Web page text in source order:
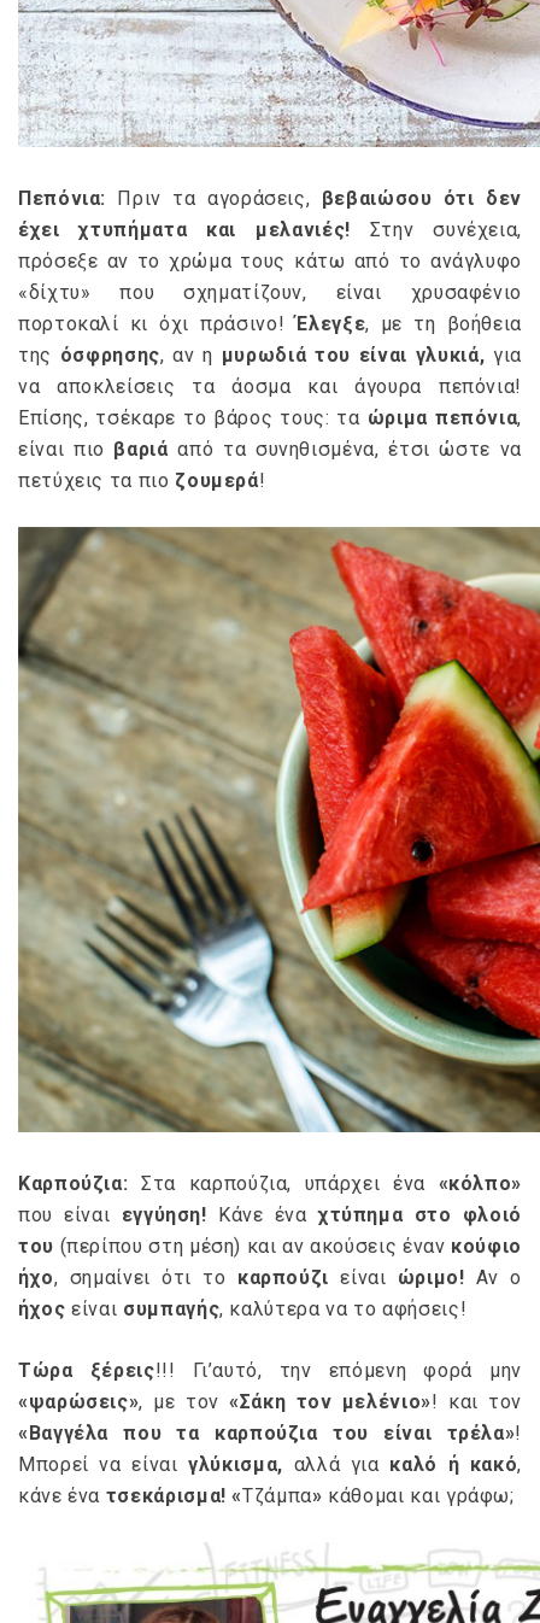
Πεπόνια: Πριν τα αγοράσεις, βεβαιώσου ότι δεν
έχει χτυπήματα και μελανιές! Στην συνέχεια,
πρόσεξε αν το χρώμα τους κάτω από το ανάγλυφο
«δίχτυ» που σχηματίζουν, είναι χρυσαφένιο
πορτοκαλί κι όχι πράσινο!Έλεγξε, με τη βοήθεια
της όσφρησης, αν η μυρωδιά του είναι γλυκιά, για
να αποκλείσεις τα άοσμα και άγουρα πεπόνια!
Επίσης, τσέκαρε το βάρος τους: τα ώριμα πεπόνια,
είναι πιο βαριά από τα συνηθισμένα, έτσι ώστε να
πετύχεις τα πιο ζουμερά!
Καρπούζια: Στα καρπούζια, υπάρχει ένα «κόλπο»
που είναι εγγύηση! Κάνε ένα χτύπημα στο φλοιό
του (περίπου στη μέση) και αν ακούσεις έναν κούφιο
ήχο, σημαίνει ότι το καρπούζι είναι ώριμο! Αν ο
ήχοςείναι συμπαγής, καλύτερα να το αφήσεις!
Τώρα ξέρεις!!! Γι’αυτό, την επόμενη φορά μην
«ψαρώσεις», με τον«Σάκη τον μελένιο»! και τον
«Βαγγέλα που τα καρπούζια του είναι
τρέλα»!
Μπορεί να είναιγλύκισμα, αλλά για καλό ή κακό,
κάνε ένα τσεκάρισμα! «Τζάμπα» κάθομαι και γράφω;